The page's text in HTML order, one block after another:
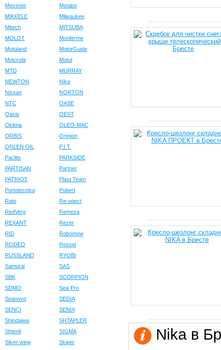
Messner
Metabo
MIKKELE
Milwaukee
Mitech
MITSUBA
MOLOT
Monferme
Motoland
MotorGuide
Motorola
Motul
MTD
MURRAY
NEWTON
Nika
Nissan
NORTON
NTC
OASE
Oasis
OEST
Oklima
OLEO-MAC
ORBIS
Oregon
ORLEN OIL
P.I.T.
Paclite
PARKSIDE
PARTISAN
Partner
PATRIOT
Plast Team
Portotecnica
Pubert
Rato
Re-spect
RedVerg
Remeza
REXANT
Rezer
RID
Robomow
RODEO
Rossel
RUSSLAND
RYOBI
Samurai
SAS
SBK
SCORPION
SDMO
Sea-Pro
Seanovo
SEDIA
SENCI
SENIX
Shindaiwa
SHTAPLER
Shtenli
SIGMA
Silver wing
Skiper Nika в